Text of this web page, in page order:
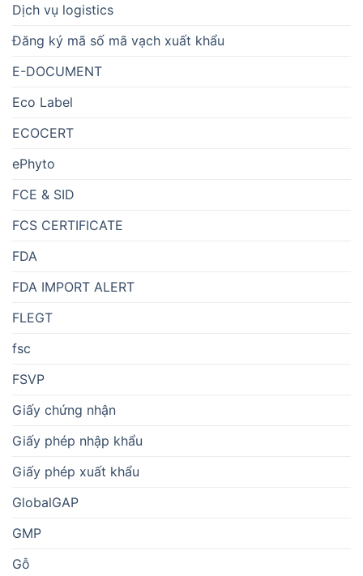
Dịch vụ logistics
Đăng ký mã số mã vạch xuất khẩu
E-DOCUMENT
Eco Label
ECOCERT
ePhyto
FCE & SID
FCS CERTIFICATE
FDA
FDA IMPORT ALERT
FLEGT
fsc
FSVP
Giấy chứng nhận
Giấy phép nhập khẩu
Giấy phép xuất khẩu
GlobalGAP
GMP
Gỗ